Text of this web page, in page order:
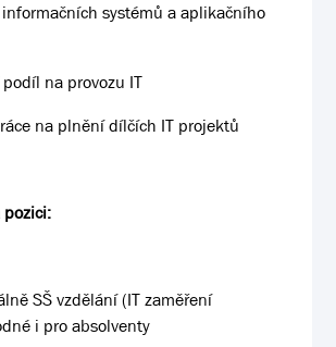
systémů a aplikačního
na provozu IT
na plnění dílčích IT projektů
pozici:
SŠ vzdělání (IT zaměření
i pro absolventy